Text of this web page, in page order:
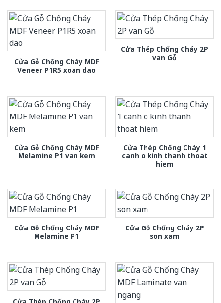
Cửa Gỗ Chống Cháy MDF
Veneer P1R5 xoan dao
Cửa Thép Chống Cháy 2P
van Gỗ
Cửa Gỗ Chống Cháy MDF
Melamine P1 van kem
Cửa Thép Chống Cháy 1
canh o kinh thanh thoat
hiem
Cửa Gỗ Chống Cháy MDF
Melamine P1
Cửa Gỗ Chống Cháy 2P
son xam
Cửa Thép Chống Cháy 2P